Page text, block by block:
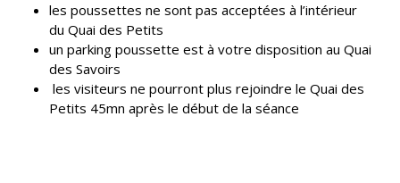
les poussettes ne sont pas acceptées à l’intérieur
du Quai des Petits
un parking poussette est à votre disposition au Quai
des Savoirs
les visiteurs ne pourront plus rejoindre le Quai des
Petits 45mn après le début de la séance